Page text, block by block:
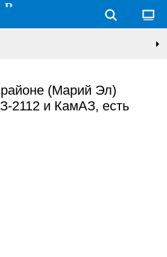
(Марий Эл)
2112 и КамАЗ, есть